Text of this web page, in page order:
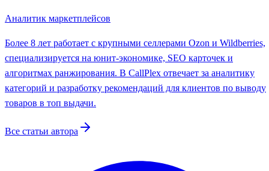
Аналитик маркетплейсов
Более 8 лет работает с крупными селлерами Ozon и Wildberries,
специализируется на юнит-экономике, SEO карточек и
алгоритмах ранжирования. В CallPlex отвечает за аналитику
категорий и разработку рекомендаций для клиентов по выводу
товаров в топ выдачи.
Все статьи автора